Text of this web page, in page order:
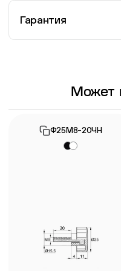
Гарантия
Информация о
Может
Ф25М8-20ЧН